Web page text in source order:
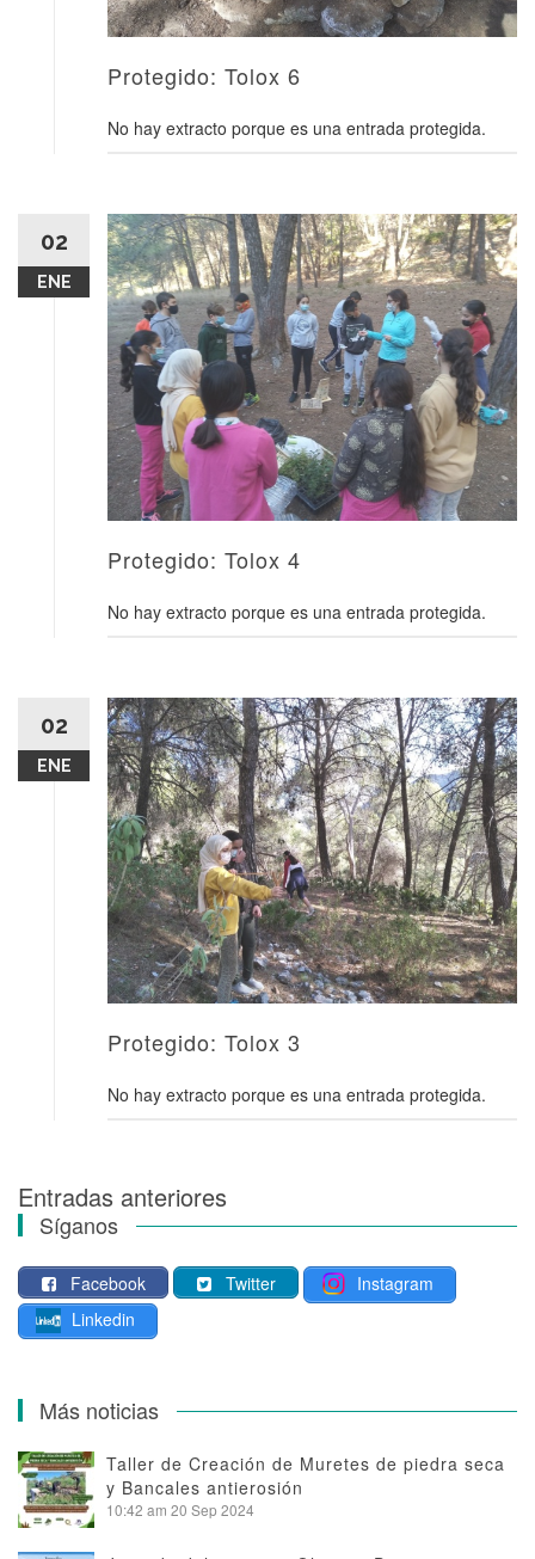
Protegido: Tolox 6
No hay extracto porque es una entrada protegida.
02
ENE
Protegido: Tolox 4
No hay extracto porque es una entrada protegida.
02
ENE
Protegido: Tolox 3
No hay extracto porque es una entrada protegida.
Navegación
de
entradas
Entradas anteriores
Síganos
Facebook Twitter
Instagram
Linkedin
Más noticias
Taller de Creación de Muretes de piedra seca
y Bancales antierosión
10:42 am 20 Sep 2024